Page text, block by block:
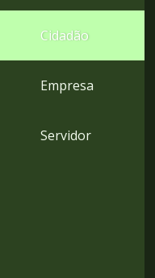
rodapé
Cidadão
Empresa
Servidor